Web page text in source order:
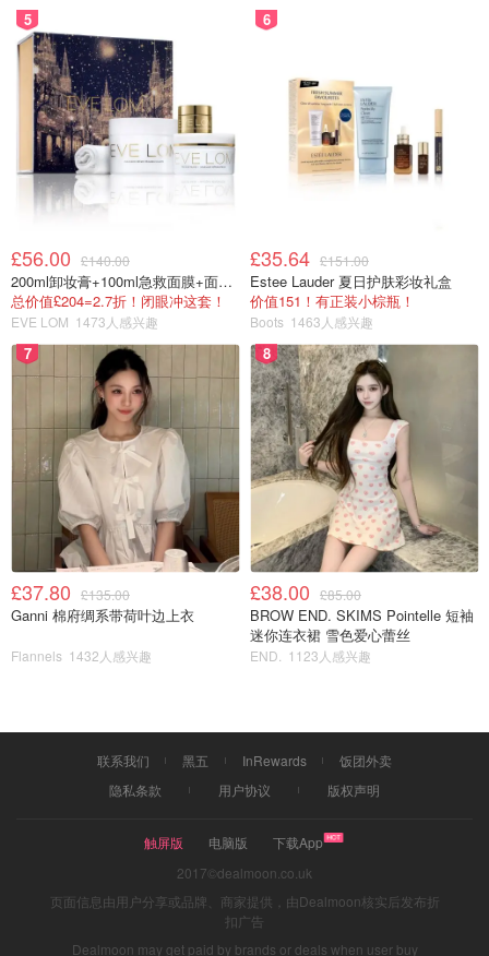
5
£56.00 £140.00
200ml卸妆膏+100ml急救面膜+面霜+洁颜布
总价值£204=2.7折！闭眼冲这套！
EVE LOM 1473人感兴趣
6
£35.64 £151.00
Estee Lauder 夏日护肤彩妆礼盒
价值151！有正装小棕瓶！
Boots 1463人感兴趣
7
£37.80 £135.00
Ganni 棉府绸系带荷叶边上衣
Flannels 1432人感兴趣
8
£38.00 £85.00
BROW END. SKIMS Pointelle 短袖
迷你连衣裙 雪色爱心蕾丝
END. 1123人感兴趣
联系我们 黑五 InRewards
饭团外卖
隐私条款
用户协议 版权声明
触屏版 电脑版
下载App
2017©dealmoon.co.uk
页面信息由用户分享或品牌、商家提供，由Dealmoon核实后发布折
扣广告
Dealmoon may get paid by brands or deals when user buy